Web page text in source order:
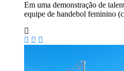
Em uma demonstração de
equipe de handebol feminino